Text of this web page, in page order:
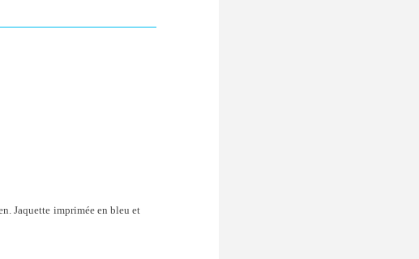
Jaquette imprimée en bleu et